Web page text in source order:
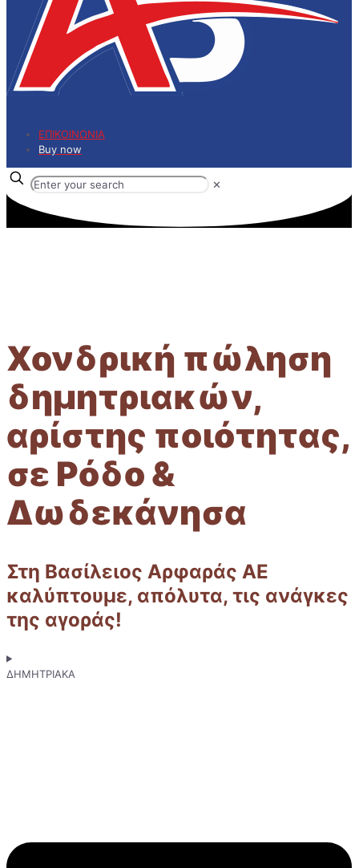
ΕΠΙΚΟΙΝΩΝΙΑ
Buy now
✕
Χονδρική πώληση
δημητριακών,
αρίστης ποιότητας,
σε Ρόδο &
Δωδεκάνησα
Στη Βασίλειος Αρφαράς ΑΕ
καλύπτουμε, απόλυτα, τις ανάγκες
της αγοράς!
ΔΗΜΗΤΡΙΑΚΑ